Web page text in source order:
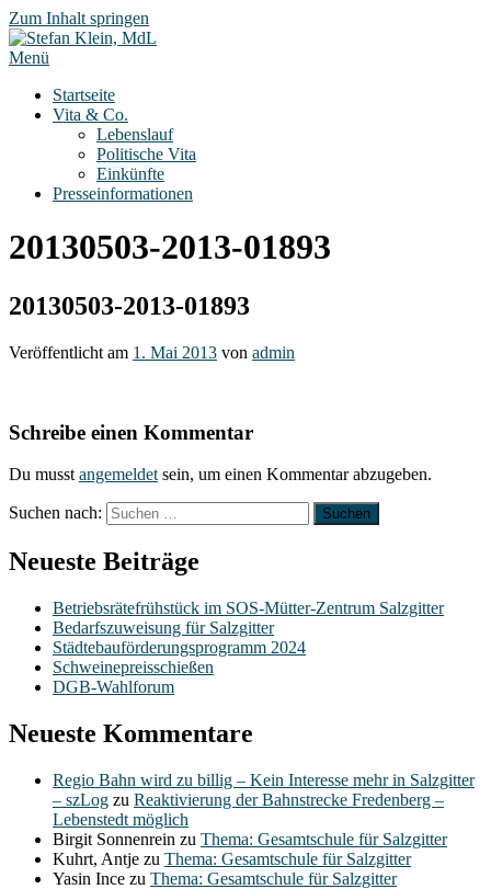
Zum Inhalt springen
Menü
Startseite
Vita & Co.
Lebenslauf
Politische Vita
Einkünfte
Presseinformationen
20130503-2013-01893
20130503-2013-01893
Veröffentlicht am 1. Mai 2013 von admin
Schreibe einen Kommentar
Du musst angemeldet sein, um einen Kommentar abzugeben.
Suchen nach:
Neueste Beiträge
Betriebsrätefrühstück im SOS-Mütter-Zentrum Salzgitter
Bedarfszuweisung für Salzgitter
Städtebauförderungsprogramm 2024
Schweinepreisschießen
DGB-Wahlforum
Neueste Kommentare
Regio Bahn wird zu billig – Kein Interesse mehr in Salzgitter
– szLog zu Reaktivierung der Bahnstrecke Fredenberg –
Lebenstedt möglich
Birgit Sonnenrein zu Thema: Gesamtschule für Salzgitter
Kuhrt, Antje zu Thema: Gesamtschule für Salzgitter
Yasin Ince zu Thema: Gesamtschule für Salzgitter